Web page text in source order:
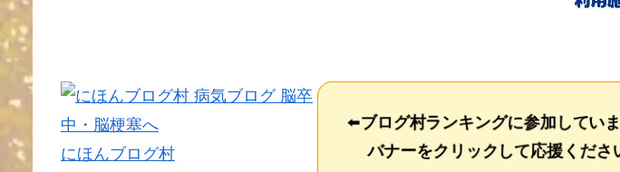
にほんブログ村
⬅️ブログ村ランキングに参加していま
バナーをクリックして応援くださ